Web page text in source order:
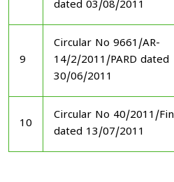
dated 03/08/2011
9
Circular No 9661/AR-
14/2/2011/PARD dated
30/06/2011
10
Circular No 40/2011/Fin
dated 13/07/2011